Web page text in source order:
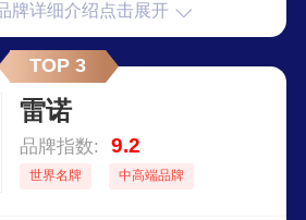
球领先的高端装备系统解决方案
牌详细介绍点击展开
TOP 3
雷诺
品牌指数: 9.2
世界名牌 中高端品牌